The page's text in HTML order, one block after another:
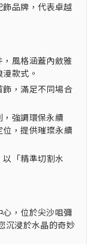
品牌，代表卓越
風格涵蓋內斂雅
款式。
，滿足不同場合
強調環保永續
，提供璀璨永續
「精準切割水
，位於尖沙咀彌
沉浸於水晶的奇妙